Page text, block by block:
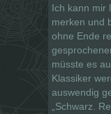
Ich kann mir
merken und
ohne Ende
müsste es
Klassiker
auswendig
„Schwarz.